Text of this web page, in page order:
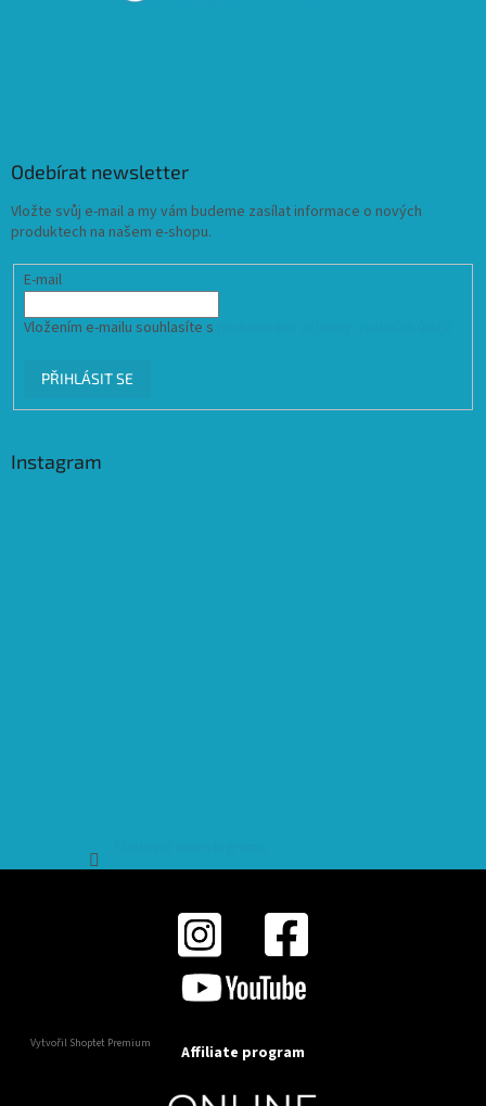
Odebírat newsletter
Vložte svůj e-mail a my vám budeme zasílat informace o nových
produktech na našem e-shopu.
E-mail
Vložením e-mailu souhlasíte s
PŘIHLÁSIT SE
Instagram
Vytvořil Shoptet Premium Affiliate program